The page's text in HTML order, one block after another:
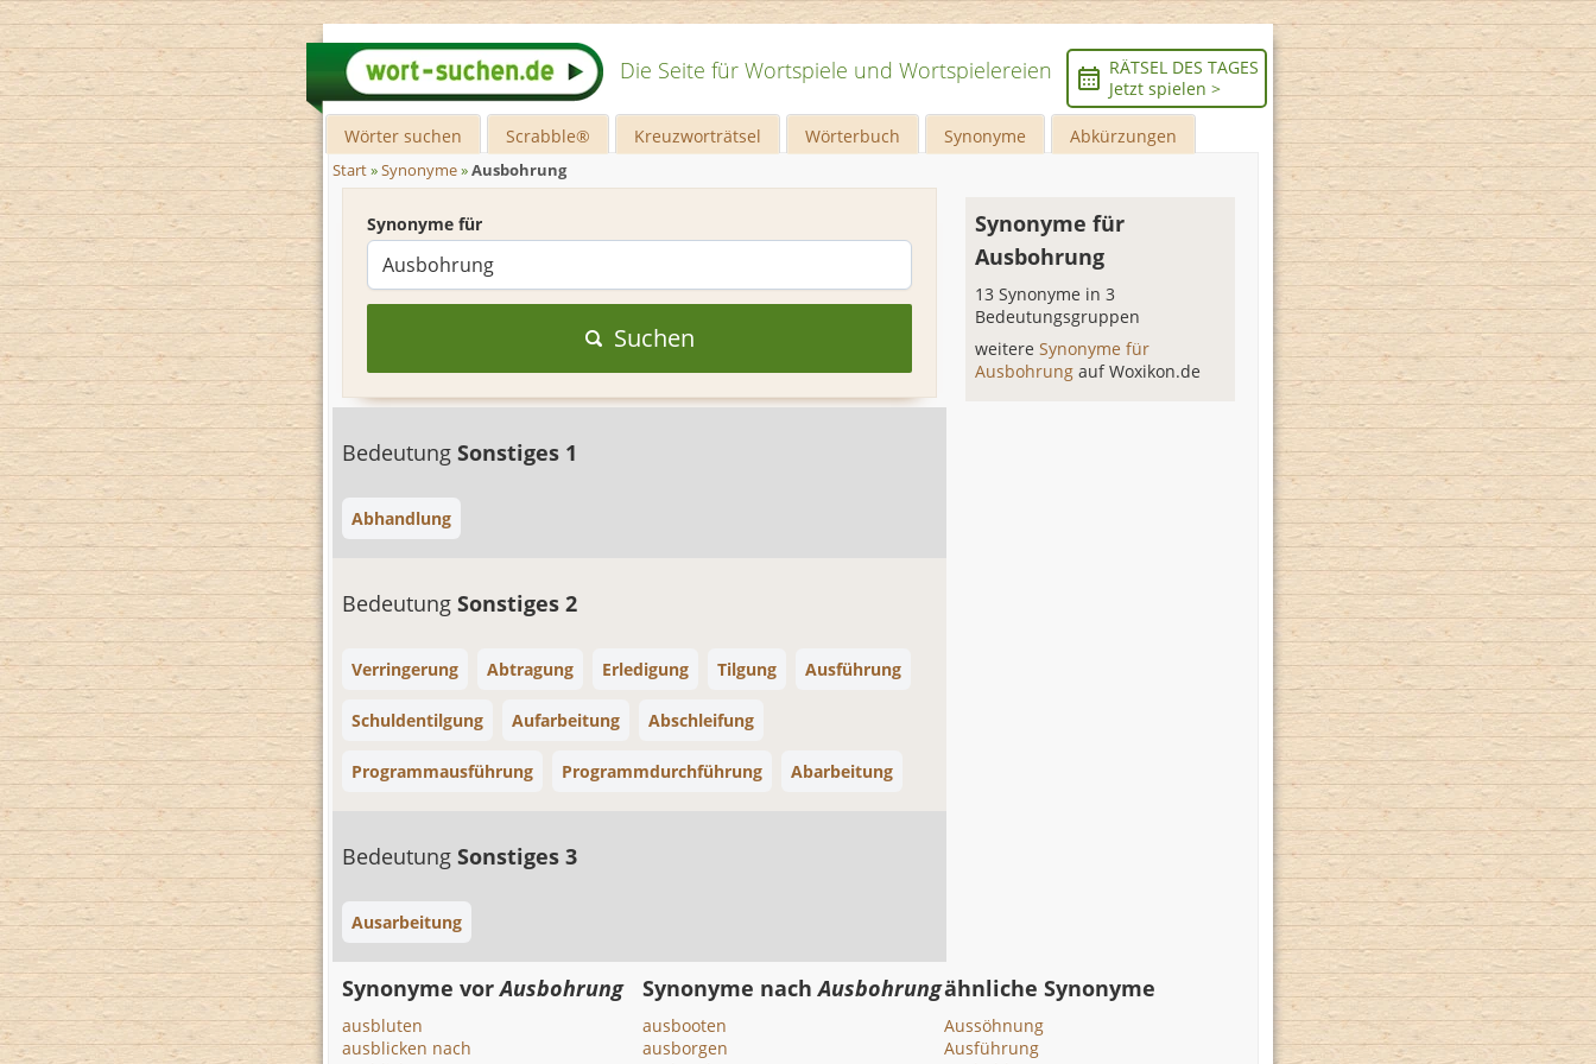
Die Seite für Wortspiele und Wortspielereien
RÄTSEL DES TAGES
Jetzt spielen >
Wörter suchen Scrabble® Kreuzworträtsel Wörterbuch Synonyme Abkürzungen
Start»Synonyme»Ausbohrung
Synonyme für
Suchen
Bedeutung Sonstiges 1
Abhandlung
Bedeutung Sonstiges 2
Verringerung Abtragung Erledigung Tilgung Ausführung
Schuldentilgung Aufarbeitung Abschleifung
Programmausführung Programmdurchführung Abarbeitung
Bedeutung Sonstiges 3
Ausarbeitung
Synonyme für
Ausbohrung
13 Synonyme in 3
Bedeutungsgruppen
weitereSynonyme für
Ausbohrungauf Woxikon.de
Synonyme vorAusbohrung
ausbluten
ausblicken nach
Synonyme nachAusbohrung
ausbooten
ausborgen
ähnliche Synonyme
Aussöhnung
Ausführung